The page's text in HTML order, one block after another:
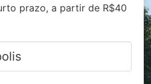
prazo, a partir de R$40